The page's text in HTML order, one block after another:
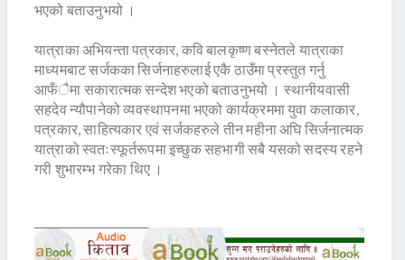
भएको बताउनुभयो ।
यात्राका अभियन्ता पत्रकार, कवि बालकृष्ण बस्नेतले यात्राका
माध्यमबाट सर्जकका सिर्जनाहरुलाई एकै ठाउँमा प्रस्तुत गर्नु
आफँैमा सकारात्मक सन्देश भएको बताउनुभयो । स्थानीयवासी
सहदेव न्यौपानेको व्यवस्थापनमा भएको कार्यक्रममा युवा कलाकार,
पत्रकार, साहित्यकार एवं सर्जकहरुले तीन महीना अघि सिर्जनात्मक
यात्राको स्वतःस्फूर्तरूपमा इच्छुक सहभागी सबै यसको सदस्य रहने
गरी शुभारम्भ गरेका थिए ।